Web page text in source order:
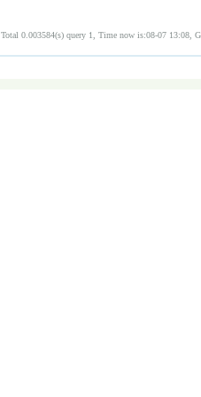
Total 0.003584(s) query 1, Time now is:08-07 13:08,